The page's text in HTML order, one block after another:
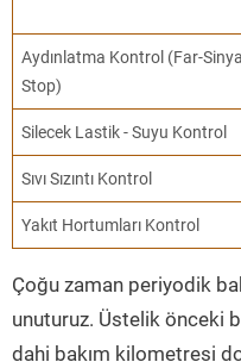
Aydınlatma Kontrol (Far-
Stop)
Silecek Lastik - Suyu Kontrol
Sıvı Sızıntı Kontrol
Yakıt Hortumları Kontrol
Çoğu zaman periyodik
unuturuz. Üstelik önceki
dahi bakım kilometresi